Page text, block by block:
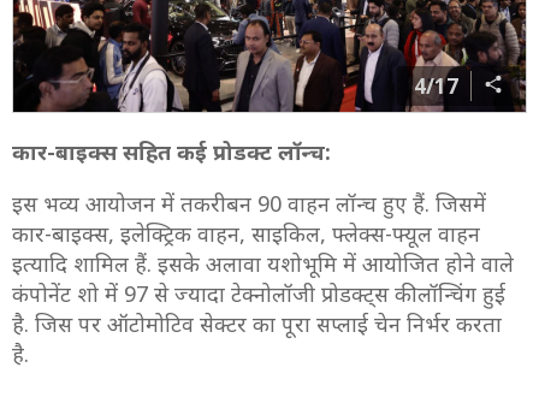
4/17
कार-बाइक्स सहित कई प्रोडक्ट लॉन्च:
इस भव्य आयोजन में तकरीबन 90 वाहन लॉन्च हुए हैं. जिसमें
कार-बाइक्स, इलेक्ट्रिक वाहन, साइकिल, फ्लेक्स-फ्यूल वाहन
इत्यादि शामिल हैं. इसके अलावा यशोभूमि में आयोजित होने वाले
कंपोनेंट शो में 97 से ज्यादा टेक्नोलॉजी प्रोडक्ट्स की लॉन्चिंग हुई
है. जिस पर ऑटोमोटिव सेक्टर का पूरा सप्लाई चेन निर्भर करता
है.